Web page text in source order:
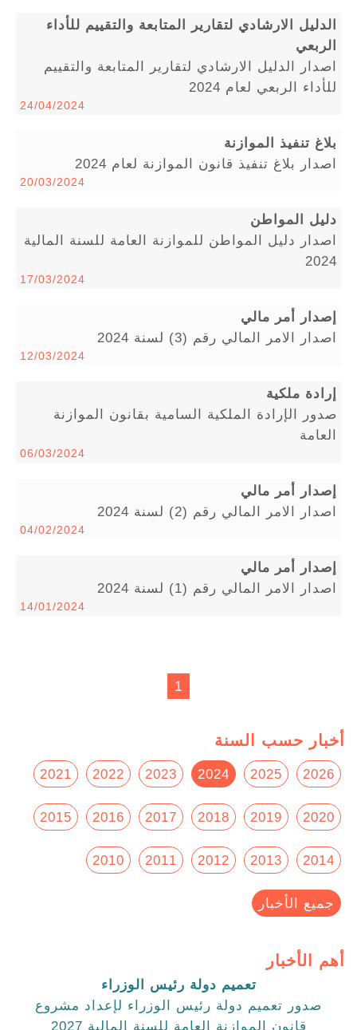
الدليل الارشادي لتقارير المتابعة والتقييم للأداء
الربعي
اصدار الدليل الارشادي لتقارير المتابعة والتقييم
للأداء الربعي لعام 2024
24/04/2024
بلاغ تنفيذ الموازنة
اصدار بلاغ تنفيذ قانون الموازنة لعام 2024
20/03/2024
دليل المواطن
اصدار دليل المواطن للموازنة العامة للسنة المالية
2024
17/03/2024
إصدار أمر مالي
اصدار الامر المالي رقم (3) لسنة 2024
12/03/2024
إرادة ملكية
صدور الإرادة الملكية السامية بقانون الموازنة
العامة
06/03/2024
إصدار أمر مالي
اصدار الامر المالي رقم (2) لسنة 2024
04/02/2024
إصدار أمر مالي
اصدار الامر المالي رقم (1) لسنة 2024
14/01/2024
1
أخبار حسب السنة
2026
2025
2024
2023
2022
2021
2020
2019
2018
2017
2016
2015
2014
2013
2012
2011
2010
جميع الأخبار
أهم الأخبار
تعميم دولة رئيس الوزراء
صدور تعميم دولة رئيس الوزراء لإعداد مشروع
قانون الموازنة العامة للسنة المالية 2027